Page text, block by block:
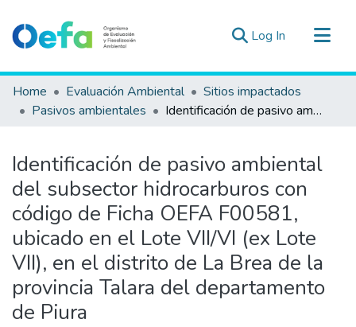
Log In (current)
Communities & Collections
All of DSpace
Estad. Externas
Guias ▾
Home Evaluación Ambiental
Sitios impactados
Pasivos ambientales
Identificación de pasivo ambiental del subsector hidrocarburos con código de Ficha OEFA F00581, ubicado en el Lote VII/VI (ex Lote VII), en el distrito de La Brea de la provincia Talara del departamento de Piura
Identificación de pasivo ambiental
del subsector hidrocarburos con
código de Ficha OEFA F00581,
ubicado en el Lote VII/VI (ex Lote
VII), en el distrito de La Brea de la
provincia Talara del departamento
de Piura